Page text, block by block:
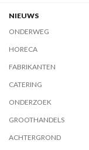
NIEUWS
ONDERWEG
HORECA
FABRIKANTEN
CATERING
ONDERZOEK
GROOTHANDELS
ACHTERGROND